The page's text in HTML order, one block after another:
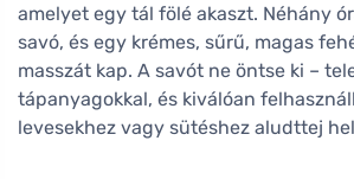
amelyet egy tál fölé akaszt. Néhány
savó, és egy krémes, sűrű, magas
masszát kap. A savót ne öntse ki –
tápanyagokkal, és kiválóan
levesekhez vagy sütéshez aludttej